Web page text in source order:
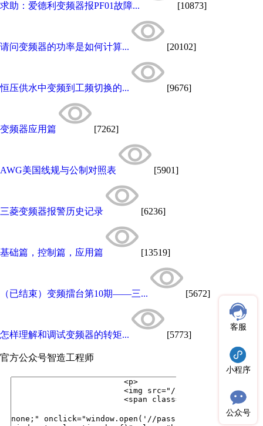
求助：爱德利变频器报PF01故障... [10873]
请问变频器的功率是如何计算... [20102]
恒压供水中变频到工频切换的... [9676]
变频器应用篇 [7262]
AWG美国线规与公制对照表 [5901]
三菱变频器报警历史记录 [6236]
基础篇，控制篇，应用篇 [13519]
（已结束）变频擂台第10期——三... [5672]
怎样理解和调试变频器的转矩... [5773]
官方公众号智造工程师
客服
小程序
公众号